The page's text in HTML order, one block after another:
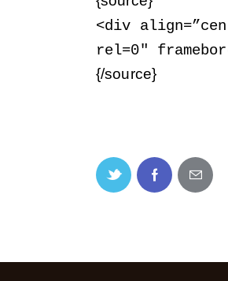
<div
rel=0″
{/source}